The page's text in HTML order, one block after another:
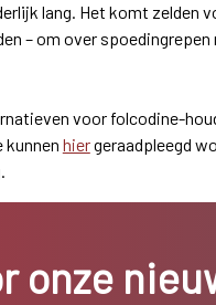
lang. Het komt zelden
– om over
voor folcodine-
kunnen hiergeraadpleegd
onze